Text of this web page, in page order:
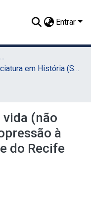
Entrar
01. Universidade Federal Rural de Pernambuco - UFRPE (Sede)
Licenciatura em História (Sede)
(não
à
do Recife